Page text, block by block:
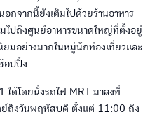
กจากนี้ยังเต็มไปด้วยร้านอาหาร
ไปถึงศูนย์อาหารขนาดใหญ่ที่ตั้งอยู่
มอย่างมากในหมู่นักท่องเที่ยวและ
อปปิ้ง
ได้โดยนั่งรถไฟ MRT มาลงที่
ย์ถึงวันพฤหัสบดี ตั้งแต่ 11:00 ถึง